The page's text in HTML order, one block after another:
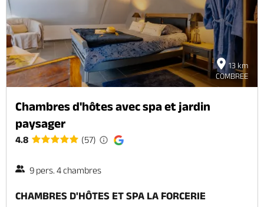
13 km
COMBREE
Chambres d'hôtes avec spa et jardin
paysager
4.8 (57)
9 pers. 4 chambres
CHAMBRES D'HÔTES ET SPA LA FORCERIE